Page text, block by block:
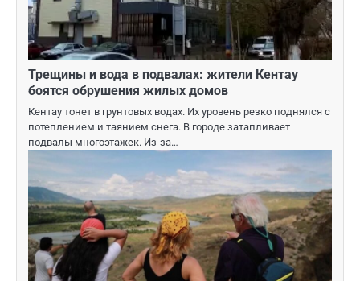
Трещины и вода в подвалах: жители Кентау
боятся обрушения жилых домов
Кентау тонет в грунтовых водах. Их уровень резко поднялся с
потеплением и таянием снега. В городе затапливает
подвалы многоэтажек. Из-за…